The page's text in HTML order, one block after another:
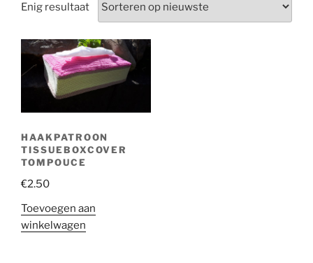
muziekdoosje (0)
pop(0)
rammelaar(0)
slabbetje
speelgoed
zomer
Tissueboxcover
Enig resultaat
HAAKPATROON
TISSUEBOXCOVER
TOMPOUCE
€2.50
Toevoegen aan
winkelwagen